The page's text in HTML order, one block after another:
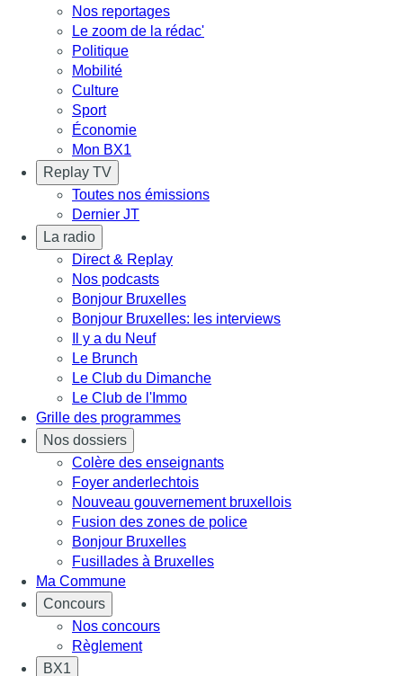
Nos reportages
Le zoom de la rédac'
Politique
Mobilité
Culture
Sport
Économie
Mon BX1
Replay TV
Toutes nos émissions
Dernier JT
La radio
Direct & Replay
Nos podcasts
Bonjour Bruxelles
Bonjour Bruxelles: les interviews
Il y a du Neuf
Le Brunch
Le Club du Dimanche
Le Club de l'Immo
Grille des programmes
Nos dossiers
Colère des enseignants
Foyer anderlechtois
Nouveau gouvernement bruxellois
Fusion des zones de police
Bonjour Bruxelles
Fusillades à Bruxelles
Ma Commune
Concours
Nos concours
Règlement
BX1